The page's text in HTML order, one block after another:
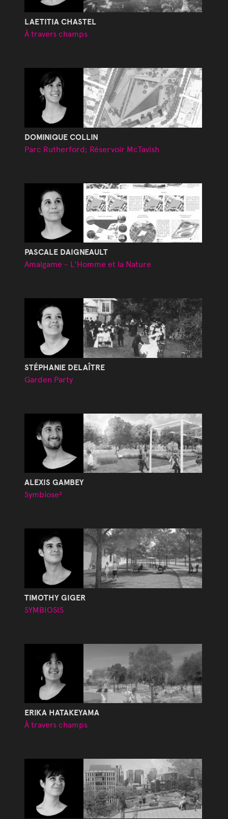
LAETITIA CHASTEL
À travers champs
DOMINIQUE COLLIN
Parc Rutherford; Réservoir McTavish
PASCALE DAIGNEAULT
Amalgame - L'Homme et la Nature
STÉPHANIE DELAÎTRE
Garden Party
ALEXIS GAMBEY
Symbiose²
TIMOTHY GIGER
SYMBIOSIS
ERIKA HATAKEYAMA
À travers champs